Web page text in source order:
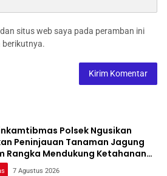
situs web saya pada peramban ini
berikutnya.
Polsek Ngusikan
Peninjauan Tanaman Jagung
Rangka Mendukung Ketahanan
7 Agustus 2026